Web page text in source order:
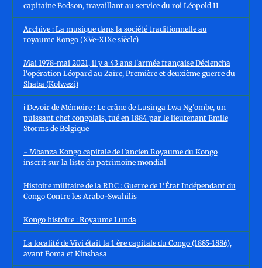
capitaine Bodson, travaillant au service du roi Léopold II
Archive : La musique dans la société traditionnelle au
royaume Kongo (XVe-XIXe siècle)
Mai 1978-mai 2021, il y a 43 ans l'armée française Déclencha
l'opération Léopard au Zaïre, Première et deuxième guerre du
Shaba (Kolwezi)
ℹ️ Devoir de Mémoire : Le crâne de Lusinga Lwa Ng'ombe, un
puissant chef congolais, tué en 1884 par le lieutenant Emile
Storms de Belgique
- Mbanza Kongo capitale de l’ancien Royaume du Kongo
inscrit sur la liste du patrimoine mondial
Histoire militaire de la RDC : Guerre de L'État Indépendant du
Congo Contre les Arabo-Swahilis
Kongo histoire : Royaume Lunda
La localité de Vivi était la 1 ère capitale du Congo (1885-1886),
avant Boma et Kinshasa